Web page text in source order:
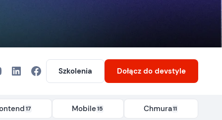
Szkolenia Dołącz do devstyle
17 Mobile15 Chmura11